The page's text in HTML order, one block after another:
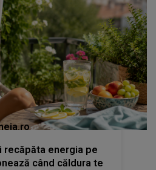
recăpăta energia pe
când căldura te